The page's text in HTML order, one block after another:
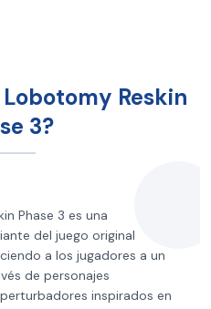
Reskin
3?
Phase 3 es una
del juego original
a los jugadores a un
de personajes
inspirados en